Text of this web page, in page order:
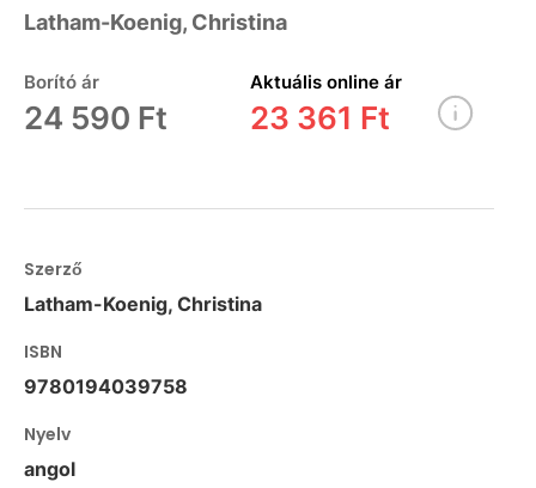
Latham-Koenig, Christina
Borító ár
24 590 Ft
Aktuális online ár
23 361 Ft
Szerző
Latham-Koenig, Christina
ISBN
9780194039758
Nyelv
angol